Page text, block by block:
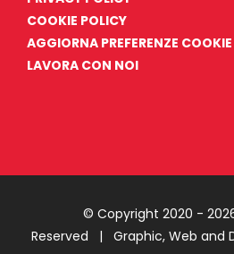
COOKIE POLICY
AGGIORNA PREFERENZE COOKIE
LAVORA CON NOI
© Copyright 2020 -
Reserved | Graphic, Web and